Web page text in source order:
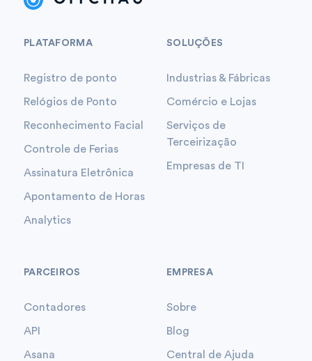
PLATAFORMA
Registro de ponto
Relógios de Ponto
Reconhecimento Facial
Controle de Ferias
Assinatura Eletrônica
Apontamento de Horas
Analytics
SOLUÇÕES
Industrias & Fábricas
Comércio e Lojas
Serviços de
Terceirização
Empresas de TI
PARCEIROS
Contadores
API
Asana
EMPRESA
Sobre
Blog
Central de Ajuda